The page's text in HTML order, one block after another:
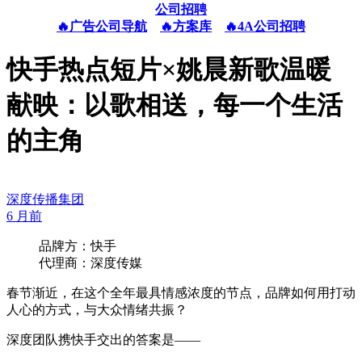
公司招聘
🔥广告公司导航
🔥方案库 🔥4A公司招聘
快手热点短片×姚晨新歌温暖
献映：以歌相送，每一个生活
的主角
深度传播集团
6 月前
品牌方：快手
代理商：深度传媒
春节渐近，在这个全年最具情感浓度的节点，品牌如何用打动
人心的方式，与大众情绪共振？
深度团队携快手交出的答案是——